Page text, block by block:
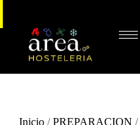
Inicio/PREPARACION /